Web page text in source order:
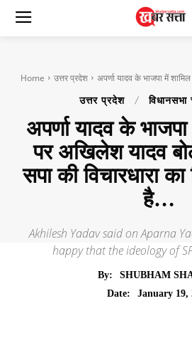
Home उत्तर प्रदेश अपर्णा यादव के भाजपा में
उत्तर प्रदेश
अपर्णा यादव के
पर अखिलेश यादव
सपा की विचारधारा का
है…
Akhilesh Yadav said on Aparna
happy that the ideology of
By:
SHUBHAM
Date:
January 19,